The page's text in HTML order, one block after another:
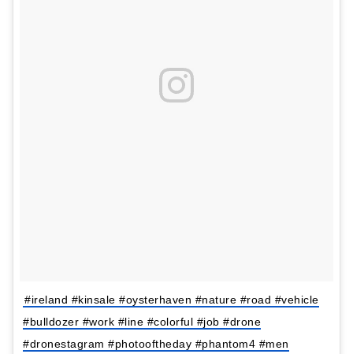
#ireland #kinsale #oysterhaven #nature #road #vehicle
#bulldozer #work #line #colorful #job #drone
#dronestagram #photooftheday #phantom4 #men